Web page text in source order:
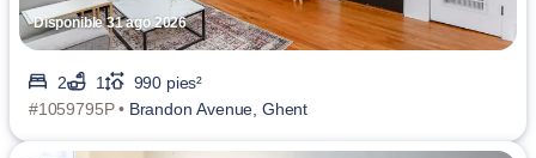
Disponible 31 ago 2026
2 1
990 pies²
#1059795P • Brandon Avenue, Ghent